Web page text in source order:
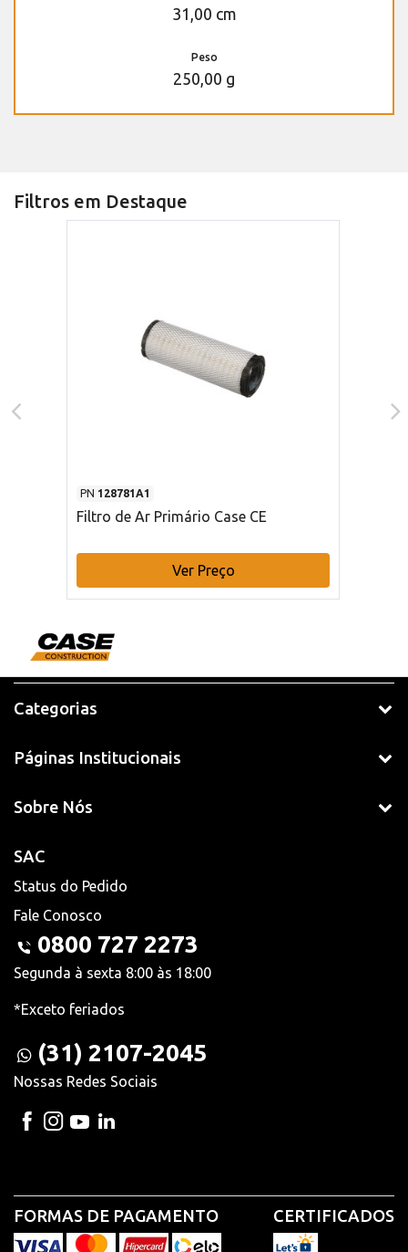
31,00 cm
Peso
250,00 g
Filtros em Destaque
PN 128781A1
Filtro de Ar Primário Case CE
Ver Preço
Categorias
Páginas Institucionais
Sobre Nós
SAC
Status do Pedido
Fale Conosco
0800 727 2273
Segunda à sexta 8:00 às 18:00
*Exceto feriados
(31) 2107-2045
Nossas Redes Sociais
FORMAS DE PAGAMENTO CERTIFICADOS